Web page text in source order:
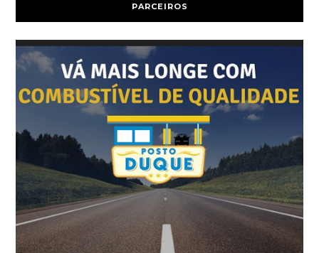
PARCEIROS